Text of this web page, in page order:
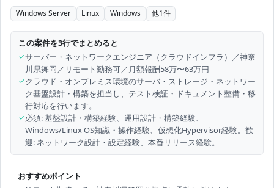
Windows Server Linux Windows 他1件
この案件を3行でまとめると
✓サーバー・ネットワークエンジニア（クラウドインフラ）／神奈
川県舞岡／リモート勤務可／月額報酬58万〜63万円
✓クラウド・オンプレミス環境のサーバ・ストレージ・ネットワー
ク基盤設計・構築を担当し、テスト検証・ドキュメント整備・移
行対応を行います。
✓必須: 基盤設計・構築経験、運用設計・構築経験、
Windows/Linux OS知識・操作経験、仮想化Hypervisor経験。歓
迎: ネットワーク設計・設定経験、本番リリース経験。
おすすめポイント